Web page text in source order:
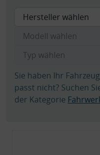
Sie haben Ihr
passt nicht? Suchen
der Kategorie